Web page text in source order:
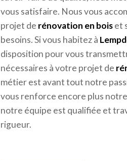
vous satisfaire. Nous vous
projet de rénovation en boiset
besoins. Si vous habitez à
disposition pour vous
nécessaires à votre projet de
métier est avant tout notre
vous renforce encore plus
notre équipe est qualifiée et
rigueur.